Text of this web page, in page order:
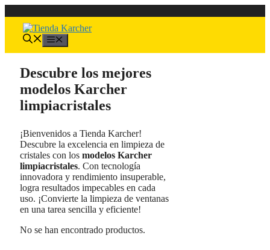
al
contenido
Descubre los mejores
modelos Karcher
limpiacristales
¡Bienvenidos a Tienda Karcher!
Descubre la excelencia en limpieza de
cristales con los modelos Karcher
limpiacristales. Con tecnología
innovadora y rendimiento insuperable,
logra resultados impecables en cada
uso. ¡Convierte la limpieza de ventanas
en una tarea sencilla y eficiente!
No se han encontrado productos.